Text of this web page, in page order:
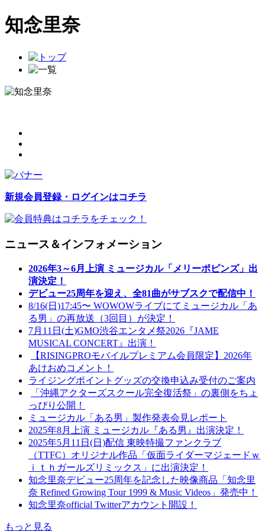
知念里奈
新規会員登録・ログインはコチラ
ニュース＆インフォメーション
2026年3～6月上演 ミュージカル「メリーポピンズ」出
演決定！
デビュー25周年を迎え、全81曲がサブスクで配信中！
8/16(日)17:45〜 WOWOWライブにてミュージカル「あ
る男」の再放送（3回目）が決定！
7月11日(土)GMO渋谷エンタメ祭2026『JAME
MUSICAL CONCERT』出演！
【RISINGPROモバイルプレミアム会員限定】2026年
あけおめコメント！
ライジングポイントグッズの交換申込み受付のご案内
「沖縄アクターズスクール完全復活祭」の裏側をちょ
っぴり公開！
ミュージカル「ある男」製作発表会見レポート
2025年8月上演 ミュージカル『ある男』出演決定！
2025年5月11日(日)配信 東映特撮ファンクラブ
（TTFC）オリジナル作品「仮面ライダーマジェードｗ
ｉｔｈガールズリミックス」に出演決定！
知念里奈デビュー25周年を記念した映像商品「知念里
奈 Refined Growing Tour 1999 & Music Videos」発売中！
知念里奈official Twitterアカウント開設！
もっと見る